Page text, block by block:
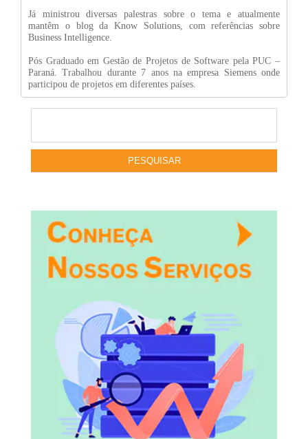
Já ministrou diversas palestras sobre o tema e atualmente
mantêm o blog da Know Solutions, com referências sobre
Business Intelligence.
Pós Graduado em Gestão de Projetos de Software pela PUC –
Paraná. Trabalhou durante 7 anos na empresa Siemens onde
participou de projetos em diferentes países.